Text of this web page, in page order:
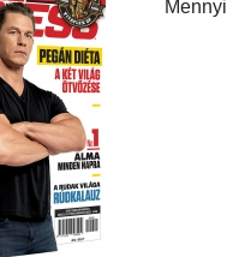
Pasta-túra - avagy A TÉSZTA
MINDENNAPI KENYERÜNK
A karácsonyról dióhéjban